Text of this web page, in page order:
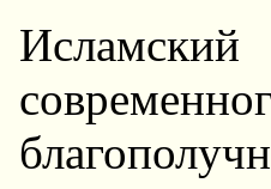
Исламский